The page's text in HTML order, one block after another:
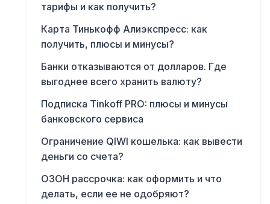
тарифы и как получить?
Карта Тинькофф Алиэкспресс: как
получить, плюсы и минусы?
Банки отказываются от долларов. Где
выгоднее всего хранить валюту?
Подписка Tinkoff PRO: плюсы и минусы
банковского сервиса
Ограничение QIWI кошелька: как вывести
деньги со счета?
ОЗОН рассрочка: как оформить и что
делать, если ее не одобряют?